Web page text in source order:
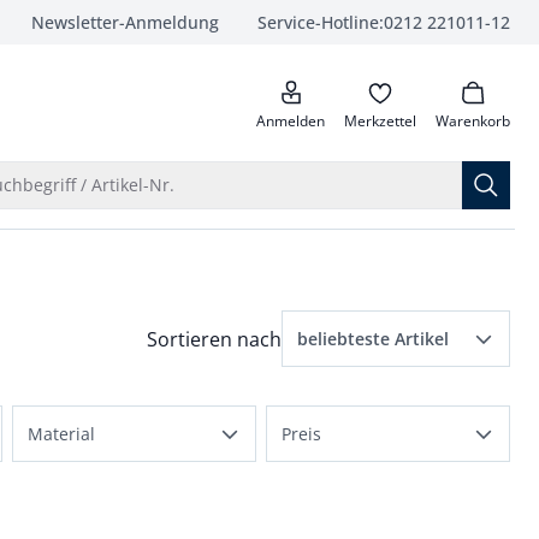
Newsletter-Anmeldung Service-Hotline:0212 221011-12
anrufen
Anmelden Merkzettel Warenkorb
/ Artikel-Nr.
Menü Sortierung: beliebteste Artikel
Sortieren nach beliebteste Artikel
Preis aufsteigend
Material Preis